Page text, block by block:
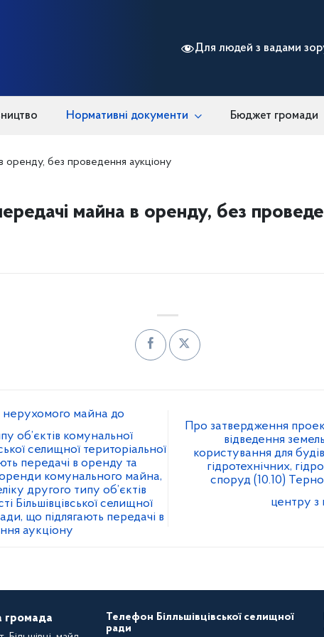
Для людей з вадами
Нормативні документи Бюджет громади
оренду, без проведення аукціону
майна в оренду, без
майна до
об’єктів комунальної
селищної територіальної
передачі в оренду та
комунального майна,
другого типу об’єктів
Більшівцівської селищної
що підлягають передачі в
аукціону
Про затвердження
відведення
користування для
гідротехнічних,
споруд (10.10)
центру з
громада
Телефон Білльшівцівської селищної
ради